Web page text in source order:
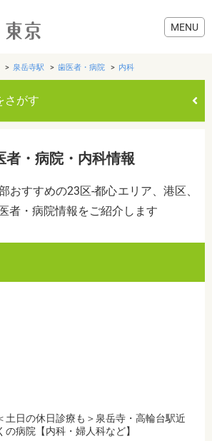
泉岳寺駅 歯医者・病院 内科
さがす
美容・健康 歯医者・病院 おでかけ
産科・婦人科 眼科 心療内科
者・病院・内科情報
おすすめの23区-都心エリア、港区、
者・病院情報をご紹介します
土日の休日診療も＞泉岳寺・高輪台駅近
の病院【内科・婦人科など】